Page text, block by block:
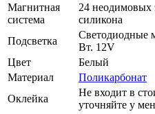
Магнитная
система
24 неодимовых
силикона
Подсветка
Светодиодные
Вт. 12V
Цвет
Белый
Материал
Поликарбонат
Оклейка
Не входит в
уточняйте у